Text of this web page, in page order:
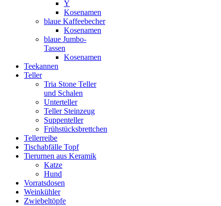
Y
Kosenamen
blaue Kaffeebecher
Kosenamen
blaue Jumbo-
Tassen
Kosenamen
Teekannen
Teller
Tria Stone Teller
und Schalen
Unterteller
Teller Steinzeug
Suppenteller
Frühstücksbrettchen
Tellerreibe
Tischabfälle Topf
Tierurnen aus Keramik
Katze
Hund
Vorratsdosen
Weinkühler
Zwiebeltöpfe